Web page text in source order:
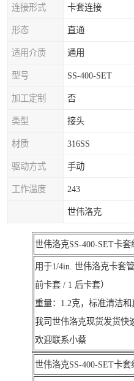
连接形式 卡套连接
形态 直通
适用介质 通用
型号 SS-400-SET
加工定制 否
类型 接头
材质 316SS
驱动方式 手动
工作温度 243
世伟洛克
世伟洛克SS-400-SET卡套
用于1/4in. 世伟洛克卡套
前卡套 / 1 后卡套）
重量：1.2克，标准清洁和
我司世伟洛克现货发货快
欢迎联系小蔡
世伟洛克SS-400-SET卡套